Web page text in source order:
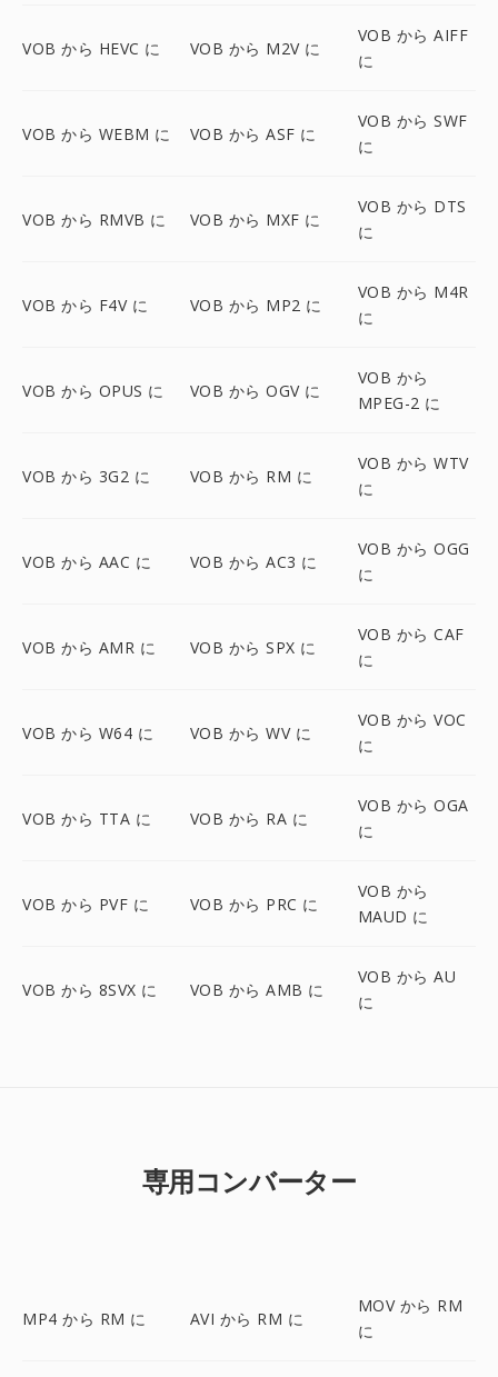
VOB から HEVC に VOB から M2V に
VOB から AIFF
に
VOB から WEBM に VOB から ASF に
VOB から SWF
に
VOB から RMVB に VOB から MXF に
VOB から DTS
に
VOB から F4V に VOB から MP2 に
VOB から M4R
に
VOB から OPUS に VOB から OGV に
VOB から
MPEG-2 に
VOB から 3G2 に VOB から RM に
VOB から WTV
に
VOB から AAC に VOB から AC3 に
VOB から OGG
に
VOB から AMR に VOB から SPX に
VOB から CAF
に
VOB から W64 に VOB から WV に
VOB から VOC
に
VOB から TTA に VOB から RA に
VOB から OGA
に
VOB から PVF に VOB から PRC に
VOB から
MAUD に
VOB から 8SVX に VOB から AMB に
VOB から AU
に
専用コンバーター
MP4 から RM に AVI から RM に
MOV から RM
に